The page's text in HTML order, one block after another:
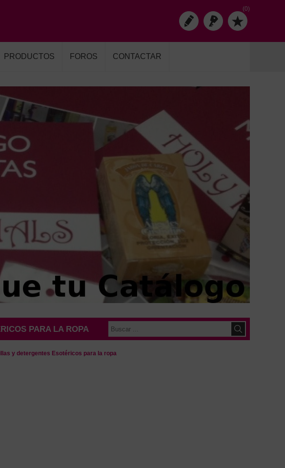
(0)
PRODUCTOS FOROS CONTACTAR
PARA LA ROPA
y detergentes Esotéricos para la ropa